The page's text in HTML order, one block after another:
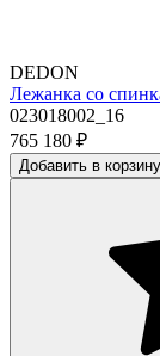
DEDON
Лежанка со
023018002_16
765 180 ₽
Добавить в корзину